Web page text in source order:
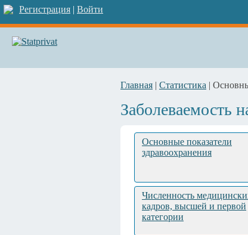
Регистрация | Войти
Главная | Статистика |
Заболеваемость
Основные показатели
здравоохранения
Численность
кадров, высшей и первой
категории